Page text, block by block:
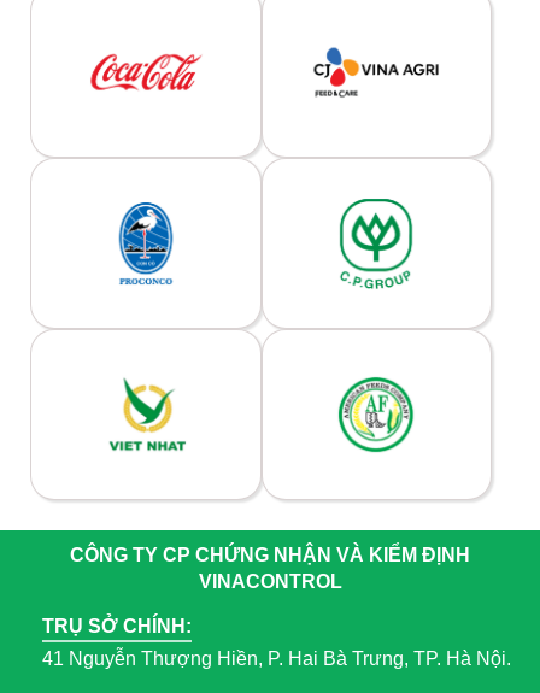
CÔNG TY CP CHỨNG NHẬN VÀ KIỂM ĐỊNH
VINACONTROL
TRỤ SỞ CHÍNH:
41 Nguyễn Thượng Hiền, P. Hai Bà Trưng, TP. Hà Nội.